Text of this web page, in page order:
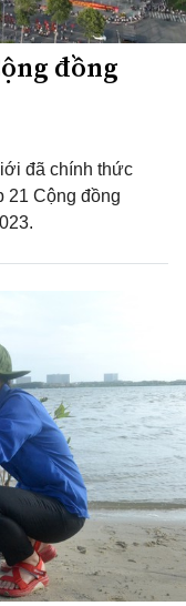
đồng
đã chính thức
21 Cộng đồng